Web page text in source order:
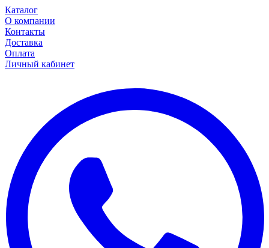
Каталог
О компании
Контакты
Доставка
Оплата
Личный кабинет